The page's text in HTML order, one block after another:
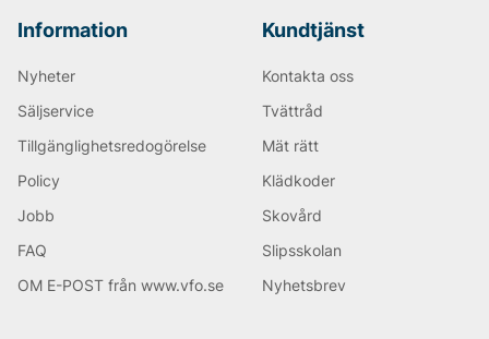
Information
Nyheter
Säljservice
Tillgänglighetsredogörelse
Policy
Jobb
FAQ
OM E-POST från www.vfo.se
Kundtjänst
Kontakta oss
Tvättråd
Mät rätt
Klädkoder
Skovård
Slipsskolan
Nyhetsbrev